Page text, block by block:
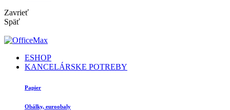
Zavrieť
Späť
ESHOP
KANCELÁRSKE POTREBY
Papier
Obálky, euroobaly